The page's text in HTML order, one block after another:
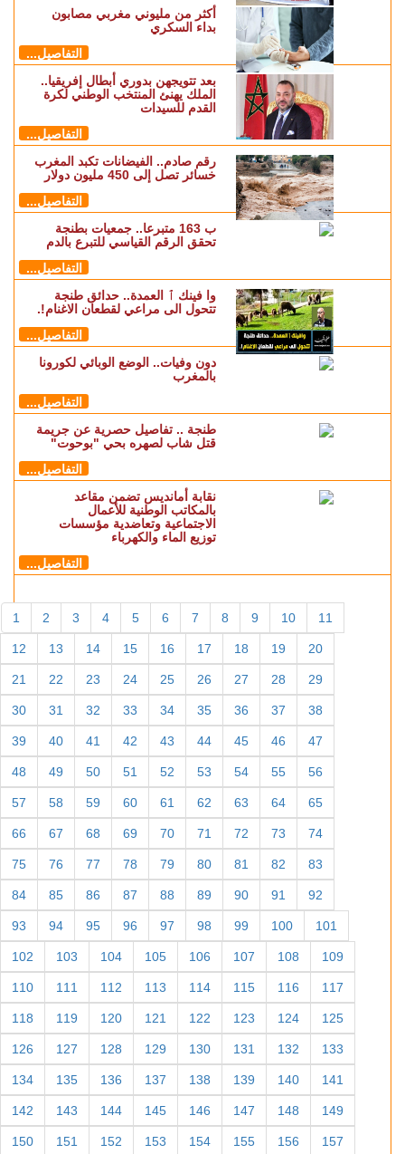
أكثر من مليوني مغربي مصابون
بداء السكري
التفاصيل...
بعد تتويجهن بدوري أبطال إفريقيا..
الملك يهنئ المنتخب الوطني لكرة
القدم للسيدات
التفاصيل...
رقم صادم.. الفيضانات تكبد المغرب
خسائر تصل إلى 450 مليون دولار
التفاصيل...
ب 163 متبرعا.. جمعيات بطنجة
تحقق الرقم القياسي للتبرع بالدم
التفاصيل...
وا فينك ٱ العمدة.. حدائق طنجة
تتحول الى مراعي لقطعان الاغنام!.
التفاصيل...
دون وفيات.. الوضع الوبائي لكورونا
بالمغرب
التفاصيل...
طنجة .. تفاصيل حصرية عن جريمة
قتل شاب لصهره بحي "بوحوت"
التفاصيل...
نقابة أمانديس تضمن مقاعد
بالمكاتب الوطنية للأعمال
الاجتماعية وتعاضدية مؤسسات
توزيع الماء والكهرباء
التفاصيل...
1 2 3 4 5 6 7 8 9 10 11
12 13 14 15 16 17 18 19 20
21 22 23 24 25 26 27 28 29
30 31 32 33 34 35 36 37 38
39 40 41 42 43 44 45 46 47
48 49 50 51 52 53 54 55 56
57 58 59 60 61 62 63 64 65
66 67 68 69 70 71 72 73 74
75 76 77 78 79 80 81 82 83
84 85 86 87 88 89 90 91 92
93 94 95 96 97 98 99 100 101
102 103 104 105 106 107 108 109
110 111 112 113 114 115 116 117
118 119 120 121 122 123 124 125
126 127 128 129 130 131 132 133
134 135 136 137 138 139 140 141
142 143 144 145 146 147 148 149
150 151 152 153 154 155 156 157